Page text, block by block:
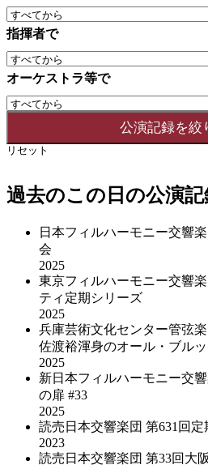
指揮者で
オーケストラ等で
リセット
過去のこの日の公演記
日本フィルハーモニー交響
会
2025
東京フィルハーモニー交響
ティ定期シリーズ
2025
兵庫芸術文化センター管弦
佐渡裕渾身のオール・ブルッ
2025
新日本フィルハーモニー交
の扉 #33
2025
読売日本交響楽団 第631回定
2023
読売日本交響楽団 第33回大